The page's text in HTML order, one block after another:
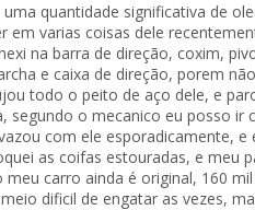
quantidade significativa de
em varias coisas dele
na barra de direção, coxim,
e caixa de direção, porem
todo o peito de aço dele, e
segundo o mecanico eu posso
com ele esporadicamente,
as coifas estouradas, e meu
carro ainda é original, 160 mil
dificil de engatar as vezes,